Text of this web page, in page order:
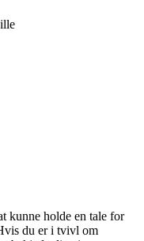
kunne holde en tale for
du er i tvivl om